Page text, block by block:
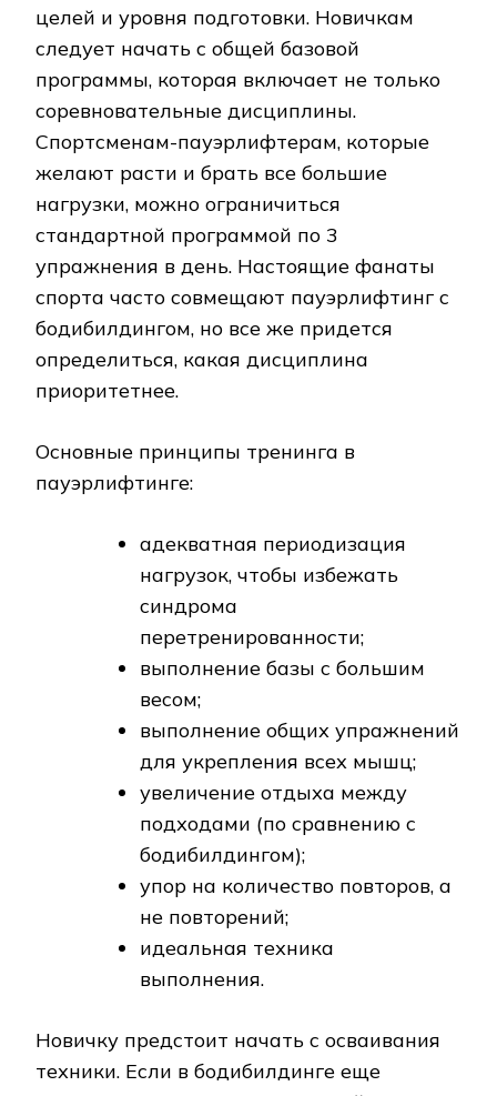
целей и уровня подготовки. Новичкам
следует начать с общей базовой
программы, которая включает не только
соревновательные дисциплины.
Спортсменам-пауэрлифтерам, которые
желают расти и брать все большие
нагрузки, можно ограничиться
стандартной программой по 3
упражнения в день. Настоящие фанаты
спорта часто совмещают пауэрлифтинг с
бодибилдингом, но все же придется
определиться, какая дисциплина
приоритетнее.
Основные принципы тренинга в
пауэрлифтинге:
адекватная периодизация
нагрузок, чтобы избежать
синдрома
перетренированности;
выполнение базы с большим
весом;
выполнение общих упражнений
для укрепления всех мышц;
увеличение отдыха между
подходами (по сравнению с
бодибилдингом);
упор на количество повторов, а
не повторений;
идеальная техника
выполнения.
Новичку предстоит начать с осваивания
техники. Если в бодибилдинге еще